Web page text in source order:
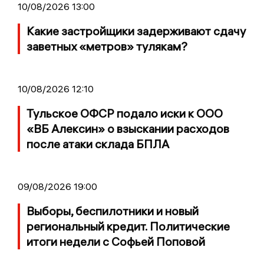
10/08/2026 13:00
Какие застройщики задерживают сдачу
заветных «метров» тулякам?
10/08/2026 12:10
Тульское ОФСР подало иски к ООО
«ВБ Алексин» о взыскании расходов
после атаки склада БПЛА
09/08/2026 19:00
Выборы, беспилотники и новый
региональный кредит. Политические
итоги недели с Софьей Поповой